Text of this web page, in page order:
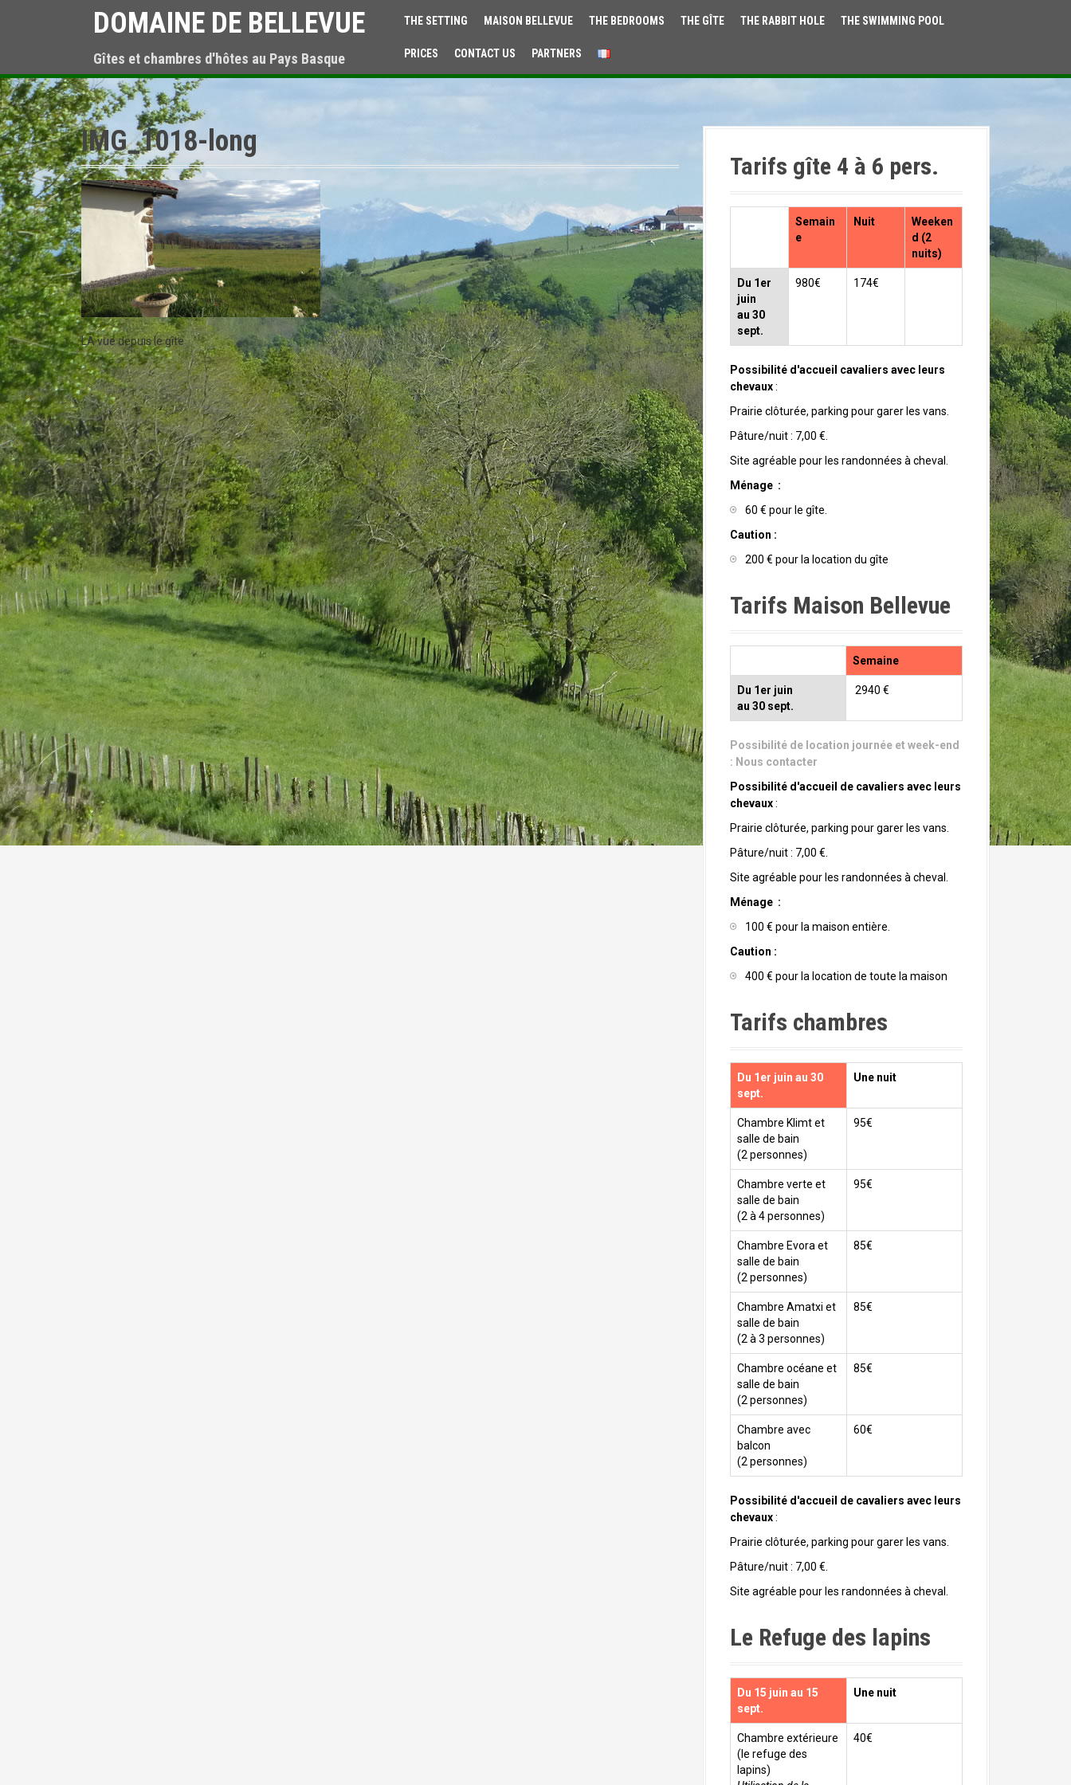
t
o
c
o
n
t
e
n
t
DOMAINE DE BELLEVUE
Gîtes et chambres d'hôtes au Pays Basque
THE SETTING MAISON BELLEVUE THE BEDROOMS THE GÎTE THE RABBIT HOLE THE SWIMMING POOL
PRICES CONTACT US PARTNERS
IMG_1018-long
LA vue depuis le gîte
Tarifs gîte 4 à 6 pers.
Semain
e
Nuit
Weeken
d (2
nuits)
Du 1er
juin
au 30
sept.
980€ 174€
Possibilité d'accueil cavaliers avec leurs
chevaux:
Prairie clôturée, parking pour garer les vans.
Pâture/nuit : 7,00 €.
Site agréable pour les randonnées à cheval.
Ménage :
60 € pour le gîte.
Caution :
200 € pour la location du gîte
Tarifs Maison Bellevue
Semaine
Du 1er juin
au 30 sept.
2940 €
Possibilité de location journée et week-end
: Nous contacter
Possibilité d'accueil de cavaliers avec leurs
chevaux:
Prairie clôturée, parking pour garer les vans.
Pâture/nuit : 7,00 €.
Site agréable pour les randonnées à cheval.
Ménage :
100 € pour la maison entière.
Caution :
400 € pour la location de toute la maison
Tarifs chambres
Du 1er juin au 30
sept.
Une nuit
Chambre Klimt et
salle de bain
(2 personnes)
95€
Chambre verte et
salle de bain
(2 à 4 personnes)
95€
Chambre Evora et
salle de bain
(2 personnes)
85€
Chambre Amatxi et
salle de bain
(2 à 3 personnes)
85€
Chambre océane et
salle de bain
(2 personnes)
85€
Chambre avec
balcon
(2 personnes)
60€
Possibilité d'accueil de cavaliers avec leurs
chevaux:
Prairie clôturée, parking pour garer les vans.
Pâture/nuit : 7,00 €.
Site agréable pour les randonnées à cheval.
Le Refuge des lapins
Du 15 juin au 15
sept.
Une nuit
Chambre extérieure
(le refuge des
lapins)
40€